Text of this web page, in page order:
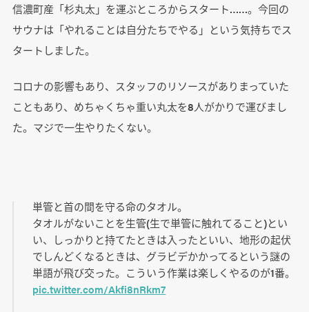
信濃町産「杉丸太」を運ぶところからスタート……。今回の
サウナは「やれることは自分たちでやる」という気持ちでス
タートしました。
コロナの影響もあり、スタッフのリソースがありまっていた
こともあり、めちゃくちゃ重い丸太を8人がかりで運びまし
た。マジで一生やりたくない。
単管と首の間を守る命のタオル。
タオルがないことを生管(生で単管に触れてること)とい
い、しっかりと持てたときは入ったといい、地形の起伏
でしんどくなるときは、グラビデかかってるという謎の
単語が飛び交った。こういう作業は楽しくやるのが1番。
pic.twitter.com/Akfi8nRkm7